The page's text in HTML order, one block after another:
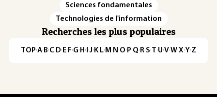
Sciences fondamentales
Technologies de l'information
Recherches les plus populaires
TOP·A·B·C· D· E· F·G· H · ·J· K· L· M · N ·O· P·Q· R·S·T·U·V·W·X·Y·Z